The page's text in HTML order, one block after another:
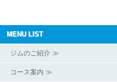
MENU LIST
ジムのご紹介 ≫
コース案内 ≫